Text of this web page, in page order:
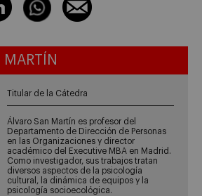
MARTÍN
Titular de la Cátedra
Álvaro San Martín es profesor del
Departamento de Dirección de Personas
en las Organizaciones y director
académico del Executive MBA en Madrid.
Como investigador, sus trabajos tratan
diversos aspectos de la psicología
cultural, la dinámica de equipos y la
psicología socioecológica.